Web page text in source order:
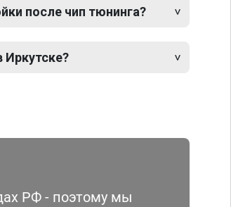
после чип тюнинга?
Иркутске?
РФ - поэтому мы